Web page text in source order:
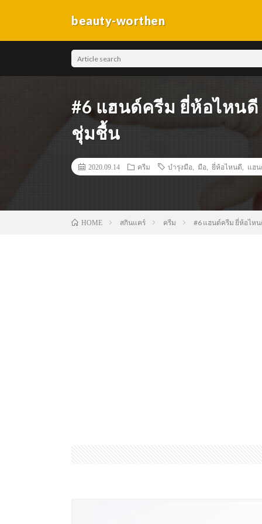
beauty-worthen
#6 แฮนด์ครีม ยี่ห้อไหน
ชุ่มชื้น
2020.09.14 ครีม บำรุงมือ มือ ยี่ห้อไหนดี แฮ
HOME สกินแคร์ ครีม #6 แฮนด์ครีม ยี่ห้อไห